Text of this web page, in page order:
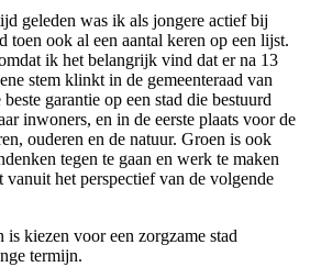
geleden was ik als jongere actief bij
toen ook al een aantal keren op een lijst.
ik het belangrijk vind dat er na 13
stem klinkt in de gemeenteraad van
garantie op een stad die bestuurd
inwoners, en in de eerste plaats voor de
ouderen en de natuur. Groen is ook
tegen te gaan en werk te maken
vanuit het perspectief van de volgende
kiezen voor een zorgzame stad
termijn.